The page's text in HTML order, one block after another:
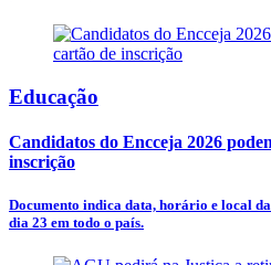
Educação
Candidatos do Encceja 2026
inscrição
Documento indica data, horário e local
dia 23 em todo o país.